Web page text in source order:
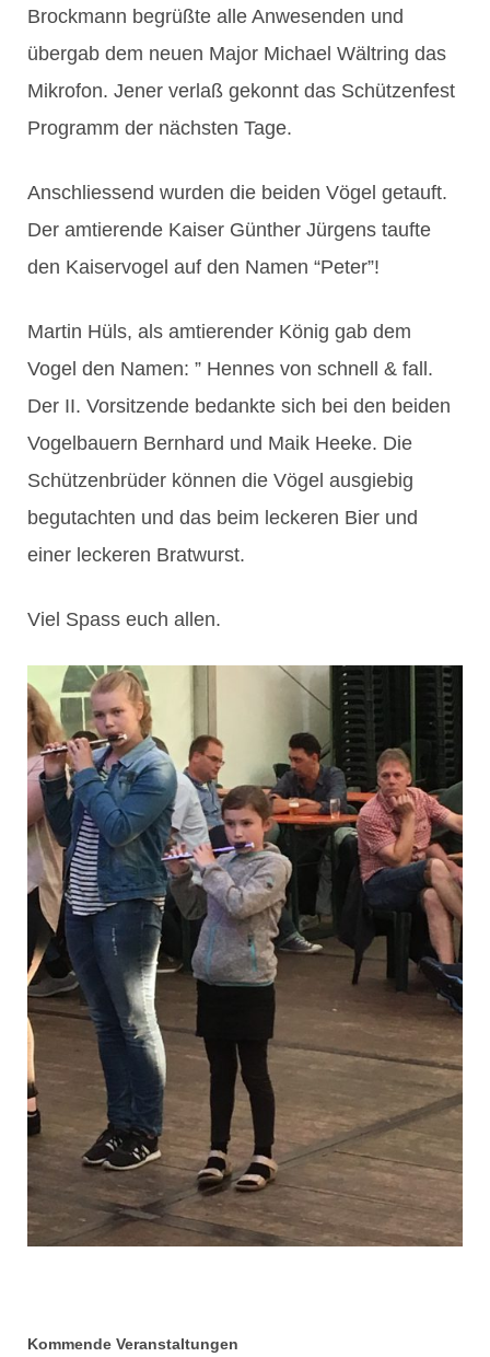
Brockmann begrüßte alle Anwesenden und
übergab dem neuen Major Michael Wältring das
Mikrofon. Jener verlaß gekonnt das Schützenfest
Programm der nächsten Tage.
Anschliessend wurden die beiden Vögel getauft.
Der amtierende Kaiser Günther Jürgens taufte
den Kaiservogel auf den Namen “Peter”!
Martin Hüls, als amtierender König gab dem
Vogel den Namen: ” Hennes von schnell & fall.
Der II. Vorsitzende bedankte sich bei den beiden
Vogelbauern Bernhard und Maik Heeke. Die
Schützenbrüder können die Vögel ausgiebig
begutachten und das beim leckeren Bier und
einer leckeren Bratwurst.
Viel Spass euch allen.
Kommende Veranstaltungen